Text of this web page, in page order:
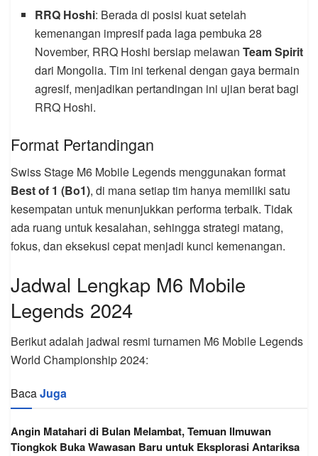
RRQ Hoshi: Berada di posisi kuat setelah
kemenangan impresif pada laga pembuka 28
November, RRQ Hoshi bersiap melawanTeam Spirit
dari Mongolia. Tim ini terkenal dengan gaya bermain
agresif, menjadikan pertandingan ini ujian berat bagi
RRQ Hoshi.
Format Pertandingan
Swiss Stage M6 Mobile Legends menggunakan format
Best of 1 (Bo1), di mana setiap tim hanya memiliki satu
kesempatan untuk menunjukkan performa terbaik. Tidak
ada ruang untuk kesalahan, sehingga strategi matang,
fokus, dan eksekusi cepat menjadi kunci kemenangan.
Jadwal Lengkap M6 Mobile
Legends 2024
Berikut adalah jadwal resmi turnamen M6 Mobile Legends
World Championship 2024:
BacaJuga
Angin Matahari di Bulan Melambat, Temuan Ilmuwan
Tiongkok Buka Wawasan Baru untuk Eksplorasi Antariksa